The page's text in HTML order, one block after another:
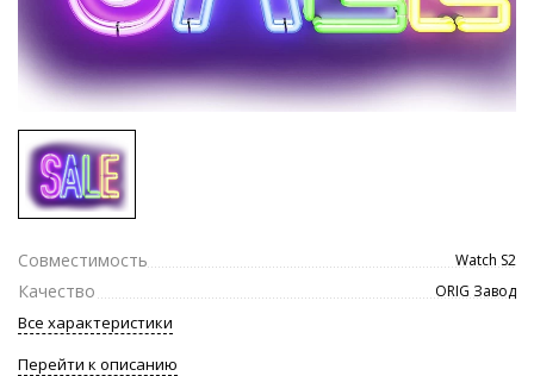
Совместимость Watch S2
Качество ORIG Завод
Все характеристики
Перейти к описанию